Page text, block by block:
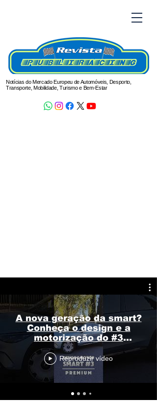
Notícias do Mercado Europeu de Automóveis, Desporto,
Transporte, Mobilidade, Turismo e Bem-Estar
A nova geração da smart?
Conheça o design e a
motorização do #3
Premium
Reproduzir vídeo